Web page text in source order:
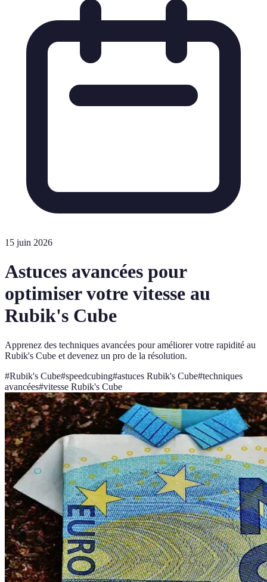
15 juin 2026
Astuces avancées pour
optimiser votre vitesse au
Rubik's Cube
Apprenez des techniques avancées pour améliorer votre rapidité au
Rubik's Cube et devenez un pro de la résolution.
#Rubik's Cube#speedcubing#astuces Rubik's Cube#techniques
avancées#vitesse Rubik's Cube